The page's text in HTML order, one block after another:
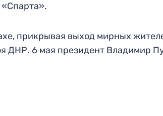
прикрывая выход мирных
ДНР. 6 мая президент Владимир